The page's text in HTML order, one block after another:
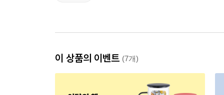
이 상품의 이벤트 (7개)